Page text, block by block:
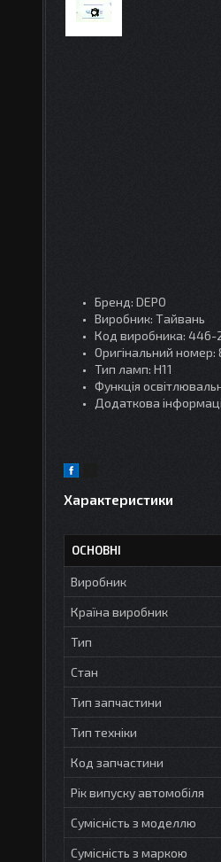
Бренд: DEPO
Виробник: Тайвань
Код виробника: 446-
Оригінальний
Тип ламп: Н11
Функція
Додаткова
Характеристики
ОСНОВНІ
Виробник
Країна виробник
Тип
Стан
Тип запчастини
Тип техніки
Код запчастини
Рік випуску автомобіля
Сумісність з моделлю
Сумісність з маркою